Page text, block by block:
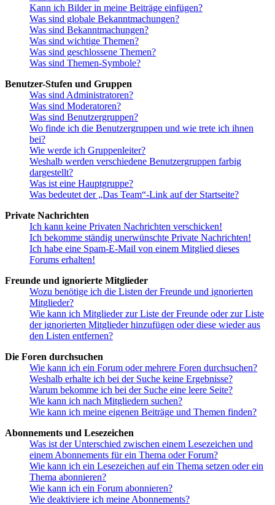
Kann ich Bilder in meine Beiträge einfügen?
Was sind globale Bekanntmachungen?
Was sind Bekanntmachungen?
Was sind wichtige Themen?
Was sind geschlossene Themen?
Was sind Themen-Symbole?
Benutzer-Stufen und Gruppen
Was sind Administratoren?
Was sind Moderatoren?
Was sind Benutzergruppen?
Wo finde ich die Benutzergruppen und wie trete ich ihnen
bei?
Wie werde ich Gruppenleiter?
Weshalb werden verschiedene Benutzergruppen farbig
dargestellt?
Was ist eine Hauptgruppe?
Was bedeutet der „Das Team“-Link auf der Startseite?
Private Nachrichten
Ich kann keine Privaten Nachrichten verschicken!
Ich bekomme ständig unerwünschte Private Nachrichten!
Ich habe eine Spam-E-Mail von einem Mitglied dieses
Forums erhalten!
Freunde und ignorierte Mitglieder
Wozu benötige ich die Listen der Freunde und ignorierten
Mitglieder?
Wie kann ich Mitglieder zur Liste der Freunde oder zur Liste
der ignorierten Mitglieder hinzufügen oder diese wieder aus
den Listen entfernen?
Die Foren durchsuchen
Wie kann ich ein Forum oder mehrere Foren durchsuchen?
Weshalb erhalte ich bei der Suche keine Ergebnisse?
Warum bekomme ich bei der Suche eine leere Seite?
Wie kann ich nach Mitgliedern suchen?
Wie kann ich meine eigenen Beiträge und Themen finden?
Abonnements und Lesezeichen
Was ist der Unterschied zwischen einem Lesezeichen und
einem Abonnements für ein Thema oder Forum?
Wie kann ich ein Lesezeichen auf ein Thema setzen oder ein
Thema abonnieren?
Wie kann ich ein Forum abonnieren?
Wie deaktiviere ich meine Abonnements?